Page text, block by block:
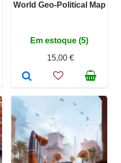
World Geo-Political Map
Em estoque (5)
15,00 €